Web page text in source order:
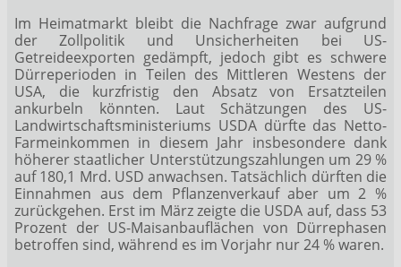
Im Heimatmarkt bleibt die Nachfrage zwar aufgrund
der Zollpolitik und Unsicherheiten bei US-
Getreideexporten gedämpft, jedoch gibt es schwere
Dürreperioden in Teilen des Mittleren Westens der
USA, die kurzfristig den Absatz von Ersatzteilen
ankurbeln könnten. Laut Schätzungen des US-
Landwirtschaftsministeriums USDA dürfte das Netto-
Farmeinkommen in diesem Jahr insbesondere dank
höherer staatlicher Unterstützungszahlungen um 29 %
auf 180,1 Mrd. USD anwachsen. Tatsächlich dürften die
Einnahmen aus dem Pflanzenverkauf aber um 2 %
zurückgehen. Erst im März zeigte die USDA auf, dass 53
Prozent der US-Maisanbauflächen von Dürrephasen
betroffen sind, während es im Vorjahr nur 24 % waren.